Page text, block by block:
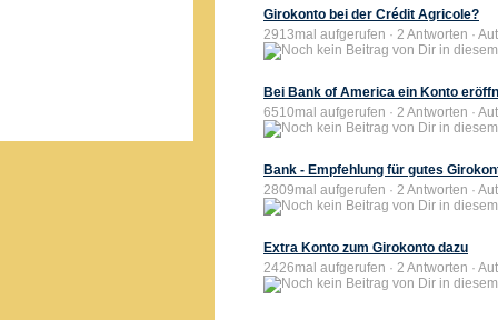
Girokonto bei der Crédit Agricole?
2913mal aufgerufen · 2 Antworten ·
Bei Bank of America ein Konto
6510mal aufgerufen · 2 Antworten ·
Bank - Empfehlung für gutes
2809mal aufgerufen · 2 Antworten ·
Extra Konto zum Girokonto dazu
2426mal aufgerufen · 2 Antworten ·